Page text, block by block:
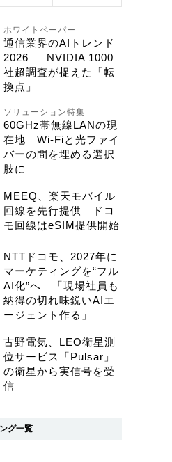
ホワイトペーパー
通信業界のAIトレンド
2026 ― NVIDIA 1000
社超調査が捉えた「転
換点」
ソリューション特集
60GHz帯無線LANの現
在地 Wi-Fiと光ファイ
バーの間を埋める選択
肢に
MEEQ、楽天モバイル
回線を先行提供 ドコ
モ回線はeSIM提供開始
NTTドコモ、2027年に
マーケティングを“フル
AI化”へ 「現場社員も
納得の切れ味鋭いAIエ
ージェント作る」
古野電気、LEO衛星測
位サービス「Pulsar」
の衛星から実信号を受
信
グ一覧